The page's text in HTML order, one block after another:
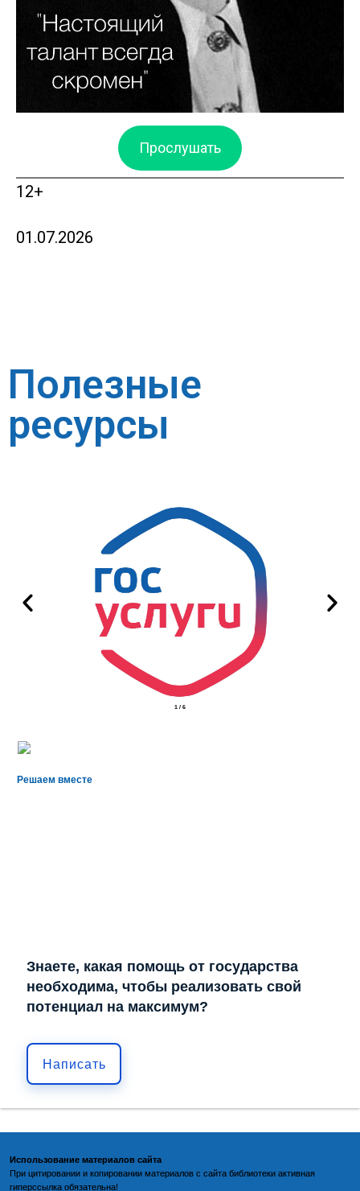
Прослушать
12+
01.07.2026
Полезные
ресурсы
2 / 6
Решаем вместе
Знаете, какая помощь от государства
необходима, чтобы реализовать свой
потенциал на максимум?
Написать
Использование материалов сайта
При цитировании и копировании материалов с сайта библиотеки активная
гиперссылка обязательна!